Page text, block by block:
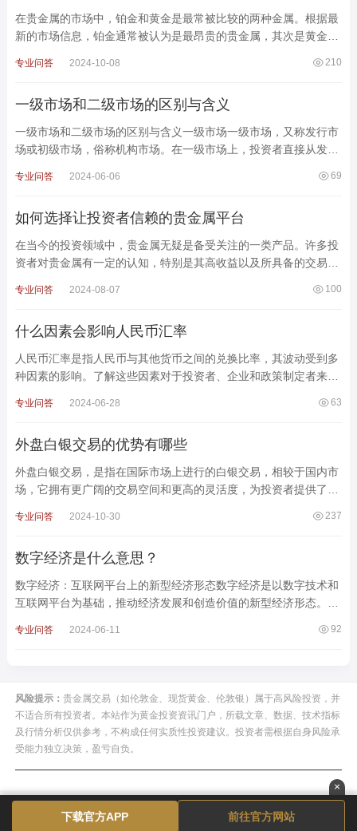
在贵金属的市场中，铂金和黄金是最常被比较的两种金属。根据最
新的市场信息，铂金通常被认为是最昂贵的贵金属，其次是黄金，
210
专业问答 2024-10-08
一级市场和二级市场的区别与含义
一级市场和二级市场的区别与含义一级市场一级市场，又称发行市
场或初级市场，俗称机构市场。在一级市场上，投资者直接从发行
69
专业问答 2024-06-06
如何选择让投资者信赖的贵金属平台
在当今的投资领域中，贵金属无疑是备受关注的一类产品。许多投
资者对贵金属有一定的认知，特别是其高收益以及所具备的交易优
100
专业问答 2024-08-07
什么因素会影响人民币汇率
人民币汇率是指人民币与其他货币之间的兑换比率，其波动受到多
种因素的影响。了解这些因素对于投资者、企业和政策制定者来说
63
专业问答 2024-06-28
外盘白银交易的优势有哪些
外盘白银交易，是指在国际市场上进行的白银交易，相较于国内市
场，它拥有更广阔的交易空间和更高的灵活度，为投资者提供了更
237
专业问答 2024-10-30
数字经济是什么意思？
数字经济：互联网平台上的新型经济形态数字经济是以数字技术和
互联网平台为基础，推动经济发展和创造价值的新型经济形态。不
92
专业问答 2024-06-11
风险提示： 贵金属交易（如伦敦金、现货黄金、伦敦银）属于高风险投资，并
不适合所有投资者。本站作为黄金投资资讯门户，所载文章、数据、技术指标
及行情分析仅供参考，不构成任何实质性投资建议。投资者需根据自身风险承
受能力独立决策，盈亏自负。
×
下载官方APP 前往官方网站